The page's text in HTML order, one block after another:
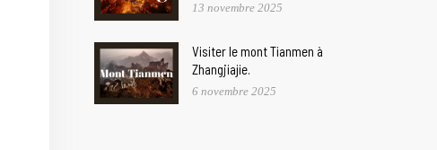
13 novembre 2025
Visiter le mont Tianmen à
Zhangjiajie.
6 novembre 2025